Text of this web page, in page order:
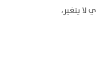
يتغير،